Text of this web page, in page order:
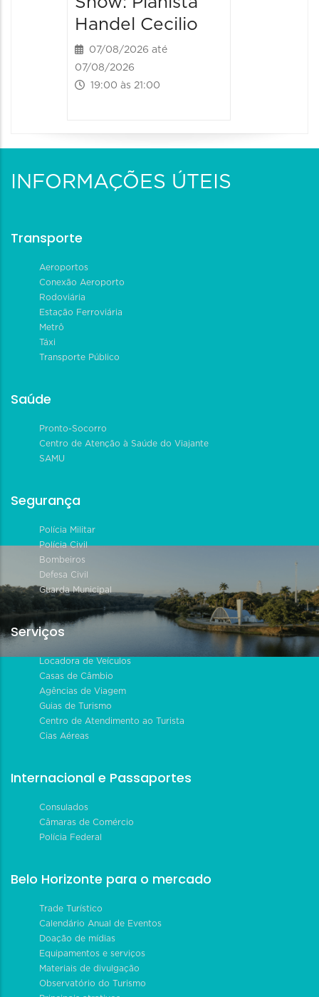
Handel Cecilio
07/08/2026 até
07/08/2026
19:00 às 21:00
INFORMAÇÕES ÚTEIS
Transporte
Aeroportos
Conexão Aeroporto
Rodoviária
Estação Ferroviária
Metrô
Táxi
Transporte Público
Saúde
Pronto-Socorro
Centro de Atenção à Saúde do Viajante
SAMU
Segurança
Polícia Militar
Polícia Civil
Bombeiros
Defesa Civil
Guarda Municipal
Serviços
Locadora de Veículos
Casas de Câmbio
Agências de Viagem
Guias de Turismo
Centro de Atendimento ao Turista
Cias Aéreas
Internacional e Passaportes
Consulados
Câmaras de Comércio
Polícia Federal
Belo Horizonte para o mercado
Trade Turístico
Calendário Anual de Eventos
Doação de mídias
Equipamentos e serviços
Materiais de divulgação
Observatório do Turismo